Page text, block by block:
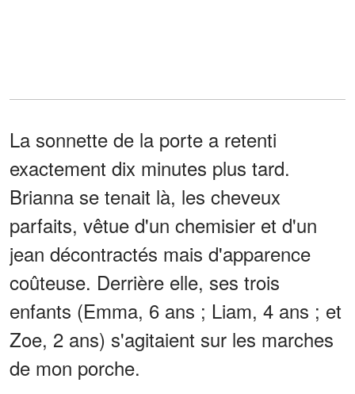
La sonnette de la porte a retenti
exactement dix minutes plus tard.
Brianna se tenait là, les cheveux
parfaits, vêtue d'un chemisier et d'un
jean décontractés mais d'apparence
coûteuse. Derrière elle, ses trois
enfants (Emma, 6 ans ; Liam, 4 ans ; et
Zoe, 2 ans) s'agitaient sur les marches
de mon porche.